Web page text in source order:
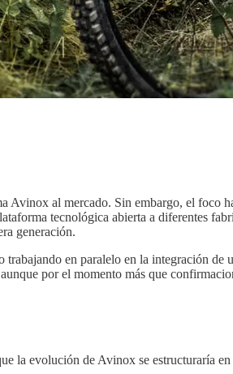
al mercado. Sin embargo, el foco
tecnológica abierta a diferentes
generación.
en paralelo en la integración
por el momento más que
la evolución de Avinox se estructuraría